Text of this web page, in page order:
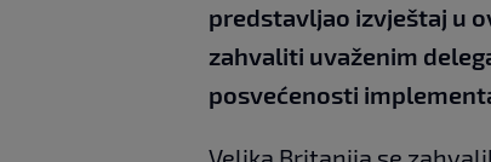
predstavljao izvještaj u
zahvaliti uvaženim
posvećenosti